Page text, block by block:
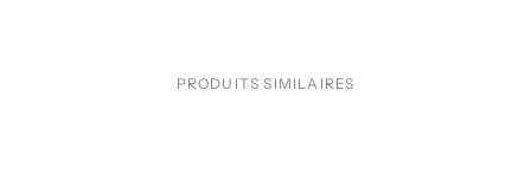
PRODUITS SIMILAIRES